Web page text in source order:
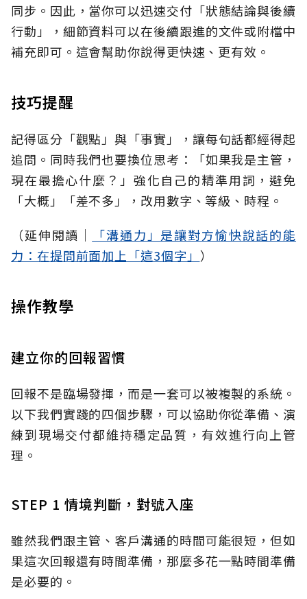
同步。因此，當你可以迅速交付「狀態結論與後續
行動」，細節資料可以在後續跟進的文件或附檔中
補充即可。這會幫助你說得更快速、更有效。
技巧提醒
記得區分「觀點」與「事實」，讓每句話都經得起
追問。同時我們也要換位思考：「如果我是主管，
現在最擔心什麼？」強化自己的精準用詞，避免
「大概」「差不多」，改用數字、等級、時程。
（延伸閱讀│
「溝通力」是讓對方愉快說話的能
力：在提問前面加上「這3個字」 ）
操作教學
建立你的回報習慣
回報不是臨場發揮，而是一套可以被複製的系統。
以下我們實踐的四個步驟，可以協助你從準備、演
練到現場交付都維持穩定品質，有效進行向上管
理。
STEP 1 情境判斷，對號入座
雖然我們跟主管、客戶溝通的時間可能很短，但如
果這次回報還有時間準備，那麼多花一點時間準備
是必要的。